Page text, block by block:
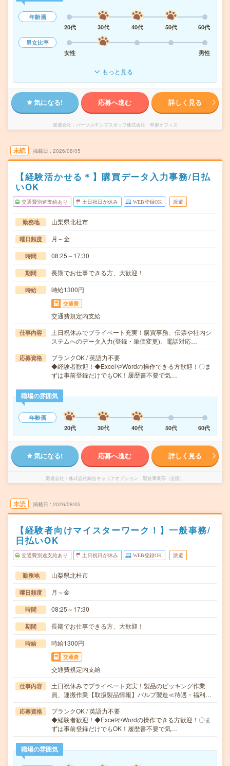
年齢層
20代
30代 40代 50代
60代
男女比率
女性
男性
もっと見る
気になる! 応募へ進む 詳しく見る
派遣会社 パーソルテンプスタッフ株式会社 甲府オフィス
未読 掲載日 2026/08/05
【経験活かせる＊】購買データ入力事務/日払
いOK
交通費別途支給あり 土日祝日が休み WEB登録OK 派遣
勤務地 山梨県北杜市
曜日頻度 月～金
時間 08:25～17:30
期間 長期でお仕事できる方、大歓迎！
時給 時給1300円
交通費
交通費規定内支給
仕事内容
土日祝休みでプライベート充実！購買事務、伝票や社内シ
ステムへのデータ入力(登録・単価変更)、電話対応…
応募資格
ブランクOK / 英語力不要
◆経験者歓迎！◆ExcelやWordの操作できる方歓迎！〇ま
ずは事前登録だけでもOK！履歴書不要で気…
職場の雰囲気
年齢層
20代
30代 40代 50代 60代
気になる! 応募へ進む 詳しく見る
派遣会社 株式会社綜合キャリアオプション 製造事業部（全国）
未読 掲載日 2026/08/05
【経験者向けマイスターワーク！】一般事務/
日払いOK
交通費別途支給あり 土日祝日が休み WEB登録OK 派遣
勤務地 山梨県北杜市
曜日頻度 月～金
時間 08:25～17:30
期間 長期でお仕事できる方、大歓迎！
時給 時給1300円
交通費
交通費規定内支給
仕事内容
土日祝休みでプライベート充実！製品のピッキング作業
員、運搬作業【取扱製品情報】バルブ製造≪待遇・福利…
応募資格
ブランクOK / 英語力不要
◆経験者歓迎！◆ExcelやWordの操作できる方歓迎！〇ま
ずは事前登録だけでもOK！履歴書不要で気…
職場の雰囲気